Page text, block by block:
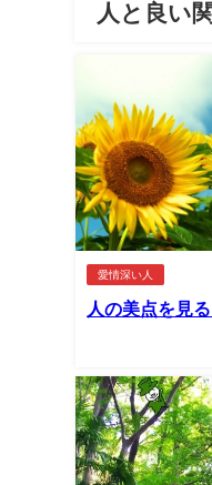
人と良い
愛情深い人
人の美点を見る